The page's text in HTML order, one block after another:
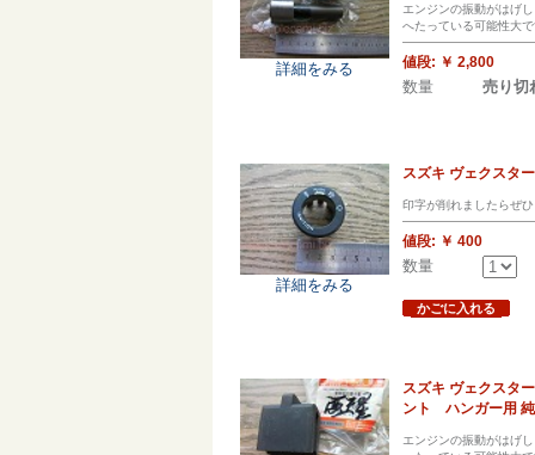
詳細をみる
エンジンの振動がはげ
へたっている可能性大
値段: ￥ 2,800
数量 売り切
詳細をみる
スズキ ヴェクス
印字が削れましたらぜ
値段: ￥ 400
数量
かごに入れる
スズキ ヴェクス
ント ハンガー用
エンジンの振動がはげ